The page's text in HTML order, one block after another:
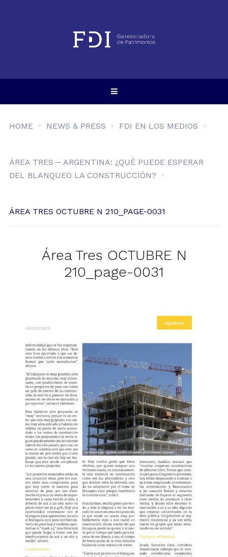
HOME NEWS & PRESS FDI EN LOS MEDIOS
ÁREA TRES – ARGENTINA: ¿QUÉ PUEDE ESPERAR
DEL BLANQUEO LA CONSTRUCCIÓN?
ÁREA TRES OCTUBRE N 210_PAGE-0031
Área Tres OCTUBRE N
210_page-0031